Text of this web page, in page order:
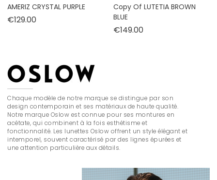
AMERIZ CRYSTAL PURPLE
€129.00
Copy Of LUTETIA BROWN
BLUE
€149.00
Chaque modèle de notre marque se distingue par son
design contemporain et ses matériaux de haute qualité.
Notre marque Oslow est connue pour ses montures en
acétate, qui combinent à la fois esthétisme et
fonctionnalité. Les lunettes Oslow offrent un style élégant et
intemporel, souvent caractérisé par des lignes épurées et
une attention particulière aux détails.